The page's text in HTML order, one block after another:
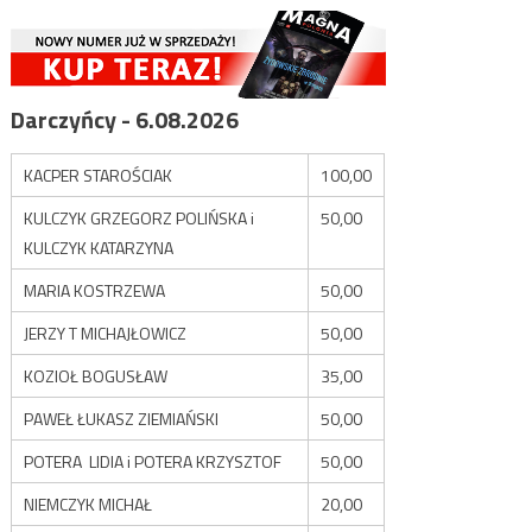
Darczyńcy - 6.08.2026
KACPER STAROŚCIAK
100,00
KULCZYK GRZEGORZ POLIŃSKA i
KULCZYK KATARZYNA
50,00
MARIA KOSTRZEWA
50,00
JERZY T MICHAJŁOWICZ
50,00
KOZIOŁ BOGUSŁAW
35,00
PAWEŁ ŁUKASZ ZIEMIAŃSKI
50,00
POTERA LIDIA i POTERA KRZYSZTOF
50,00
NIEMCZYK MICHAŁ
20,00